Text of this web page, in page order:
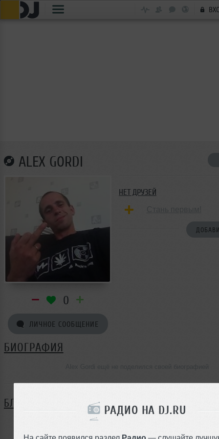
РАДИО НА DJ.RU
На сайте появился раздел Радио — слушайте
ALEX GORDI
0
ЛИЧНОЕ СООБЩЕНИЕ
НЕТ ДРУЗЕЙ
БИОГРАФИЯ
БЛОГ